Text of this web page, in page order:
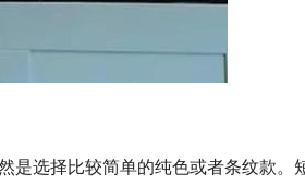
是选择比较简单的纯色或者条纹款。